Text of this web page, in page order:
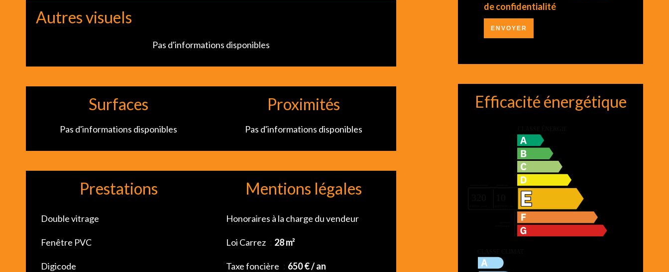
Autres visuels
Pas d'informations disponibles
Surfaces
Pas d'informations disponibles
Proximités
Pas d'informations disponibles
Prestations
Double vitrage
Fenêtre PVC
Digicode
Mentions légales
Honoraires à la charge du vendeur
Loi Carrez 28 m²
Taxe foncière 650 € / an
de confidentialité
ENVOYER
Efficacité énergétique